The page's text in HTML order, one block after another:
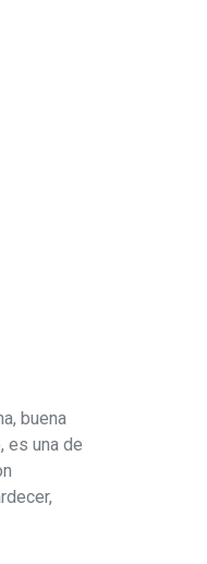
buena
es una de